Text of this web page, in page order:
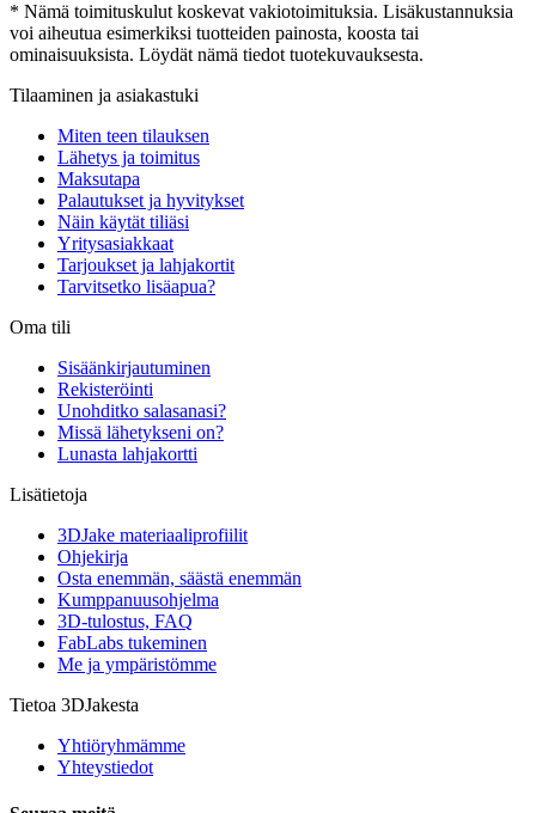
* Nämä toimituskulut koskevat vakiotoimituksia. Lisäkustannuksia
voi aiheutua esimerkiksi tuotteiden painosta, koosta tai
ominaisuuksista. Löydät nämä tiedot tuotekuvauksesta.
Tilaaminen ja asiakastuki
Miten teen tilauksen
Lähetys ja toimitus
Maksutapa
Palautukset ja hyvitykset
Näin käytät tiliäsi
Yritysasiakkaat
Tarjoukset ja lahjakortit
Tarvitsetko lisäapua?
Oma tili
Sisäänkirjautuminen
Rekisteröinti
Unohditko salasanasi?
Missä lähetykseni on?
Lunasta lahjakortti
Lisätietoja
3DJake materiaaliprofiilit
Ohjekirja
Osta enemmän, säästä enemmän
Kumppanuusohjelma
3D-tulostus, FAQ
FabLabs tukeminen
Me ja ympäristömme
Tietoa 3DJakesta
Yhtiöryhmämme
Yhteystiedot